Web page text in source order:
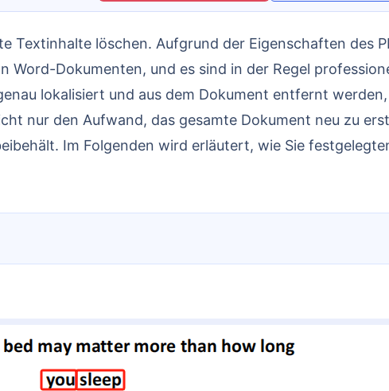
Dokumenten, und es sind in der Regel
lokalisiert und aus dem Dokument entfernt
nur den Aufwand, das gesamte Dokument neu zu
Im Folgenden wird erläutert, wie Sie